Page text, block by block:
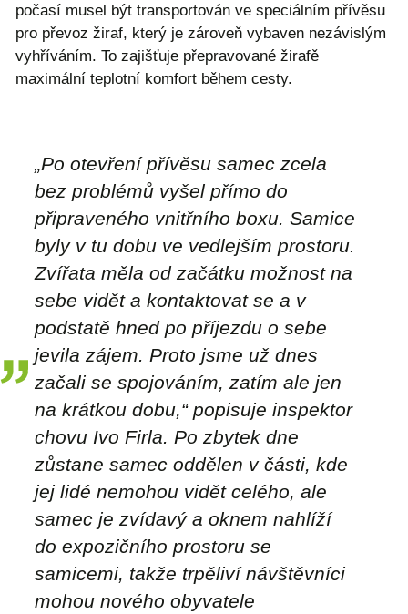
počasí musel být transportován ve speciálním přívěsu
pro převoz žiraf, který je zároveň vybaven nezávislým
vyhříváním. To zajišťuje přepravované žirafě
maximální teplotní komfort během cesty.
„Po otevření přívěsu samec zcela
bez problémů vyšel přímo do
připraveného vnitřního boxu. Samice
byly v tu dobu ve vedlejším prostoru.
Zvířata měla od začátku možnost na
sebe vidět a kontaktovat se a v
podstatě hned po příjezdu o sebe
jevila zájem. Proto jsme už dnes
začali se spojováním, zatím ale jen
na krátkou dobu,“ popisuje inspektor
chovu Ivo Firla. Po zbytek dne
zůstane samec oddělen v části, kde
jej lidé nemohou vidět celého, ale
samec je zvídavý a oknem nahlíží
do expozičního prostoru se
samicemi, takže trpěliví návštěvníci
mohou nového obyvatele